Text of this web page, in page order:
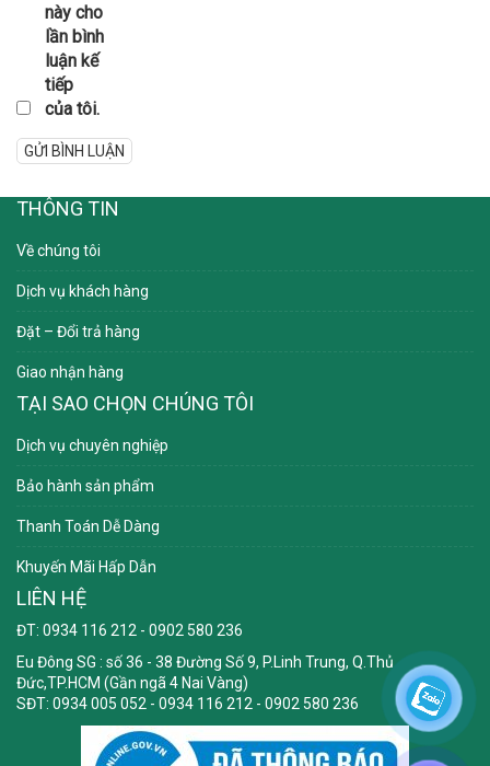
này cho
lần bình
luận kế
tiếp
của tôi.
THÔNG TIN
Về chúng tôi
Dịch vụ khách hàng
Đặt – Đổi trả hàng
Giao nhận hàng
TẠI SAO CHỌN CHÚNG TÔI
Dịch vụ chuyên nghiệp
Bảo hành sản phẩm
Thanh Toán Dễ Dàng
Khuyến Mãi Hấp Dẫn
LIÊN HỆ
ĐT: 0934 116 212 - 0902 580 236
Eu Đông SG : số 36 - 38 Đường Số 9, P.Linh Trung, Q.Thủ
Đức,TP.HCM (Gần ngã 4 Nai Vàng)
SĐT: 0934 005 052 - 0934 116 212 - 0902 580 236